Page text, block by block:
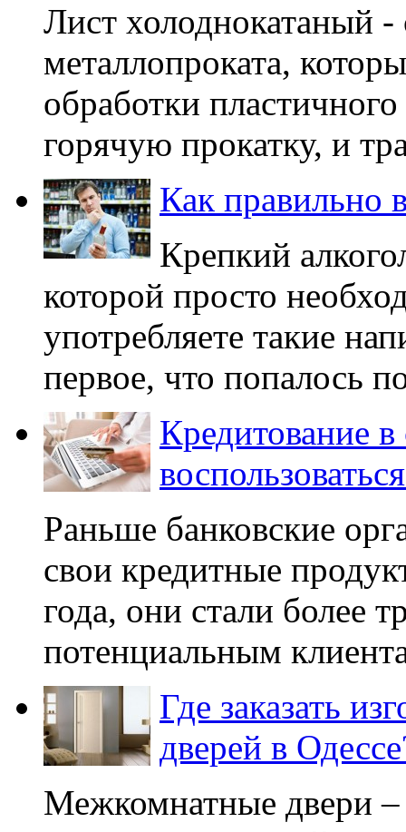
Лист холоднокатаный
металлопроката,
обработки
горячую прокатку, и
Как правильно
Крепкий
которой просто
употребляете такие
первое, что попалось
Кредитование в
Раньше банковские
свои кредитные
года, они стали более
потенциальным
Где заказать
дверей в
Межкомнатные двери –